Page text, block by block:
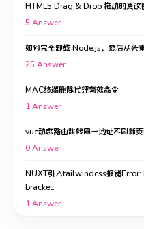
HTML5 Drag & Drop 拖动时更改
5 Answer
如何完全卸载 Node.js，然后从头
25 Answer
MAC终端删除代理有效命令
1Answer
vue动态路由跳转同一地址不刷新
0Answer
NUXT引入tailwindcss报错
bracket.
1Answer